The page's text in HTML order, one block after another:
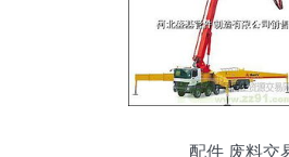
配件 废料交